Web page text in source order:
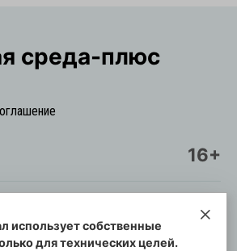
cреда-плюс
16+
городской портал
использует собственные
для технических целей.